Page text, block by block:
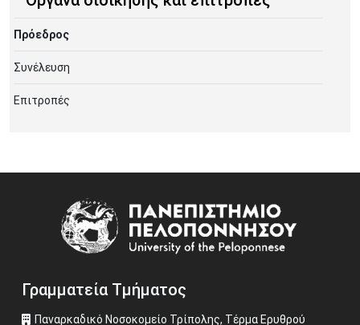
Πρόεδρος
Συνέλευση
Επιτροπές
Γραμματεία Τμήματος
Παναρκαδικό Νοσοκομείο Τρίπολης, Τέρμα Ερυθρού